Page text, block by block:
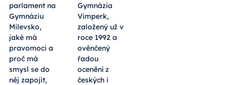
parlament na
Gymnáziu
Milevsko,
jaké má
pravomoci a
proč má
smysl se do
něj zapojit,
Gymnázia
Vimperk,
založený už v
roce 1992 a
ověnčený
řadou
ocenění z
českých i